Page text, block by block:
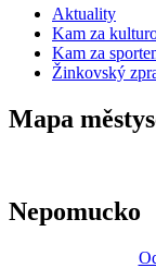
Aktuality
Kam za
Kam za
Žinkovský
Mapa
Nepomucko